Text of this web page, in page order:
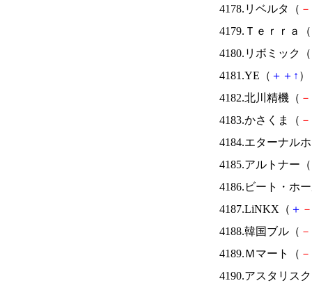
4178.リベルタ（ －
4179.Ｔｅｒｒａ（
4180.リボミック（
4181.YE（ ＋ ＋ ↑ ）
4182.北川精機（ －
4183.かさくま（ －
4184.エターナル
4185.アルトナー（
4186.ビート・ホ
4187.LiNKX（ ＋ －
4188.韓国ブル（ －
4189.Ｍマート（ －
4190.アスタリス